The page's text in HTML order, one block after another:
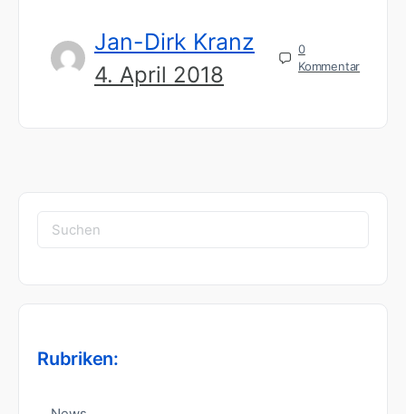
Jan-Dirk Kranz
4. April 2018
0
Kommentar
Suchen
nach:
Rubriken: